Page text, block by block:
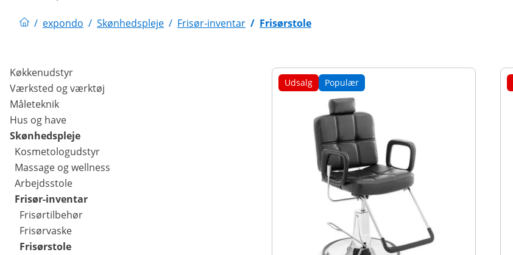
/ expondo / Skønhedspleje / Frisør-inventar / Frisørstole
Køkkenudstyr
Værksted og værktøj
Måleteknik
Hus og have
Skønhedspleje
Kosmetologudstyr
Massage og wellness
Arbejdsstole
Frisør-inventar
Frisørtilbehør
Frisørvaske
Frisørstole
Udsalg Populær